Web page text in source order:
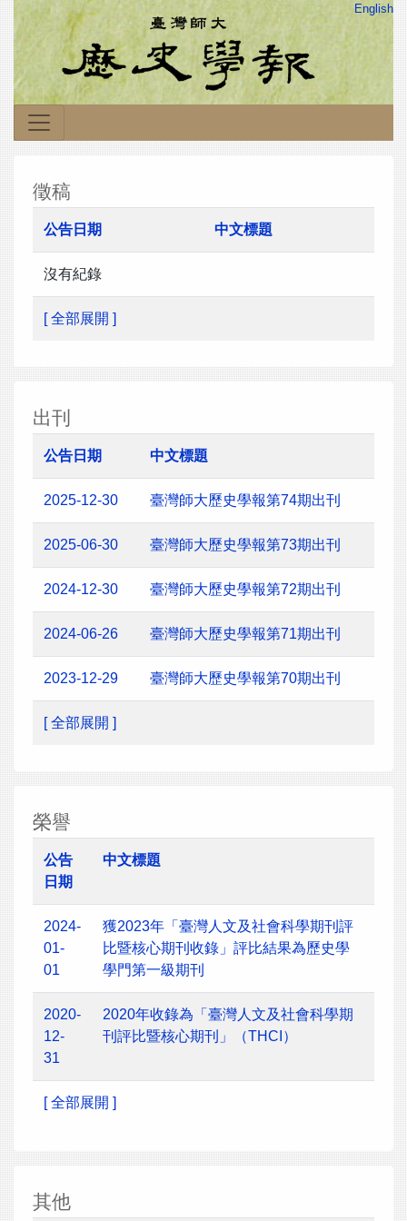
English
徵稿
公告日期 中文標題
沒有紀錄
[ 全部展開 ]
出刊
公告日期 中文標題
2025-12-30 臺灣師大歷史學報第74期出刊
2025-06-30 臺灣師大歷史學報第73期出刊
2024-12-30 臺灣師大歷史學報第72期出刊
2024-06-26 臺灣師大歷史學報第71期出刊
2023-12-29 臺灣師大歷史學報第70期出刊
[ 全部展開 ]
榮譽
公告
日期
中文標題
2024-
01-
01
獲2023年「臺灣人文及社會科學期刊評
比暨核心期刊收錄」評比結果為歷史學
學門第一級期刊
2020-
12-
31
2020年收錄為「臺灣人文及社會科學期
刊評比暨核心期刊」（THCI）
[ 全部展開 ]
其他